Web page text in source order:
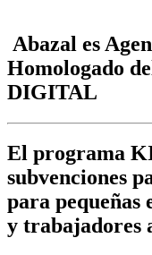
Abazal es
Homologado
DIGITAL
El programa
subvenciones
para pequeñas
y trabajadores